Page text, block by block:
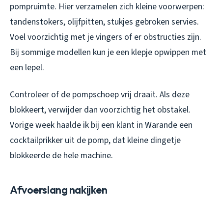
pompruimte. Hier verzamelen zich kleine voorwerpen:
tandenstokers, olijfpitten, stukjes gebroken servies.
Voel voorzichtig met je vingers of er obstructies zijn.
Bij sommige modellen kun je een klepje opwippen met
een lepel.
Controleer of de pompschoep vrij draait. Als deze
blokkeert, verwijder dan voorzichtig het obstakel.
Vorige week haalde ik bij een klant in Warande een
cocktailprikker uit de pomp, dat kleine dingetje
blokkeerde de hele machine.
Afvoerslang nakijken